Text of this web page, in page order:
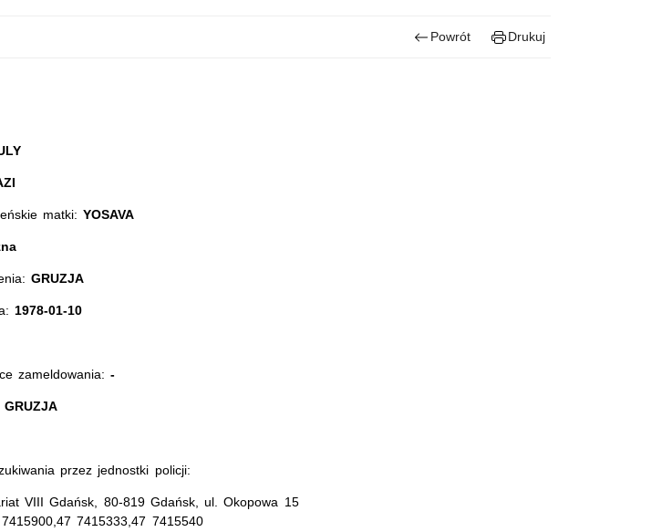
Powrót Drukuj
matki:YOSAVA
GRUZJA
1978-01-10
zameldowania:-
GRUZJA
przez jednostki policji:
VIII Gdańsk, 80-819 Gdańsk, ul. Okopowa 15
7415333,47 7415540